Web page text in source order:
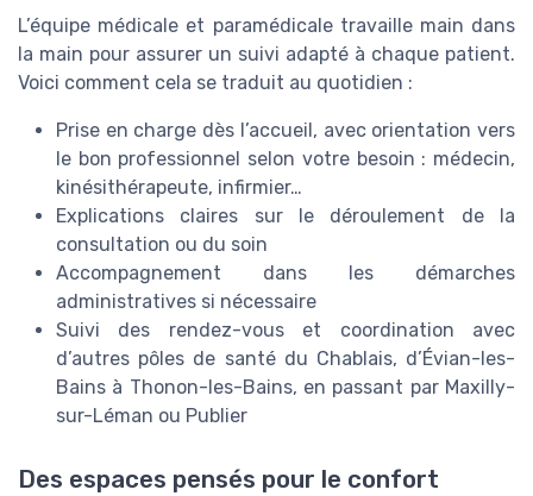
L’équipe médicale et paramédicale travaille main dans
la main pour assurer un suivi adapté à chaque patient.
Voici comment cela se traduit au quotidien :
Prise en charge dès l’accueil, avec orientation vers
le bon professionnel selon votre besoin : médecin,
kinésithérapeute, infirmier…
Explications claires sur le déroulement de la
consultation ou du soin
Accompagnement dans les démarches
administratives si nécessaire
Suivi des rendez-vous et coordination avec
d’autres pôles de santé du Chablais, d’Évian-les-
Bains à Thonon-les-Bains, en passant par Maxilly-
sur-Léman ou Publier
Des espaces pensés pour le confort